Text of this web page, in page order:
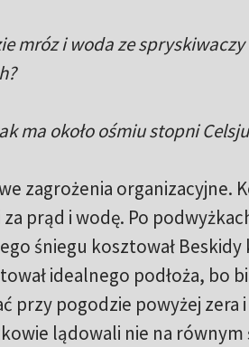
mróz i woda ze
ma około ośmiu stopni
zagrożenia organizacyjne.
prąd i wodę. Po
śniegu kosztował Beskidy
idealnego podłoża, bo
przy pogodzie powyżej zera
lądowali nie na